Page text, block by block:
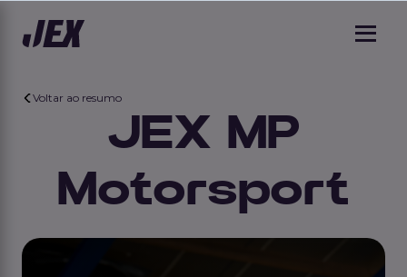
Voltar ao resumo
JEX MP
Motorsport